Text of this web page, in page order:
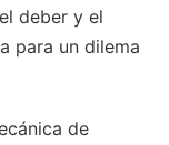
deber y el
para un dilema
de